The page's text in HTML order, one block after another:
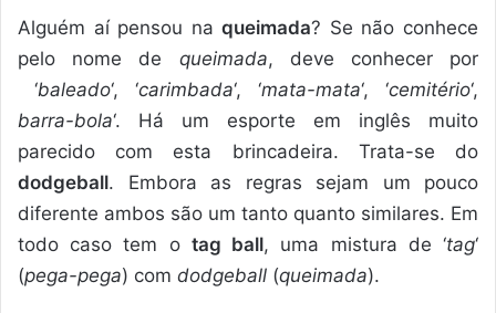
Alguém aí pensou naqueimada? Se não conhece
pelo nome de queimada, deve conhecer por
‘baleado‘, ‘carimbada‘, ‘mata-mata‘, ‘cemitério‘,
barra-bola‘. Há um esporte em inglês muito
parecido com esta brincadeira. Trata-se do
dodgeball. Embora as regras sejam um pouco
diferente ambos são um tanto quanto similares. Em
todo caso tem o tag ball, uma mistura de ‘tag‘
(pega-pega) com dodgeball (queimada).